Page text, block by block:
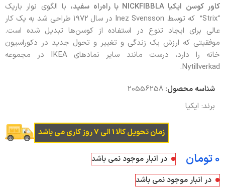
کاور کوسن ایکیا NICKFIBBLA با راه‌راه سفید، با الگوی نوار باریک
“Strix” که توسط Inez Svensson در سال ۱۹۷۲ طراحی شد به یک کار
عالی برای ایجاد تنوع در استفاده از کوسن‌ها تبدیل شده است.
موفقیتی که ارزش یک زندگی و تغییر و تحول جدید در دکوراسیون
خانه را دارد، درست مانند سایر نمادهای IKEA در مجموعه
Nytillverkad.
شناسه محصول:20556258
برند: ایکیا
زمان تحویل کالا 1 الی 7 روز کاری می باشد
تومان
در انبار موجود نمی باشد
در انبار موجود نمی باشد